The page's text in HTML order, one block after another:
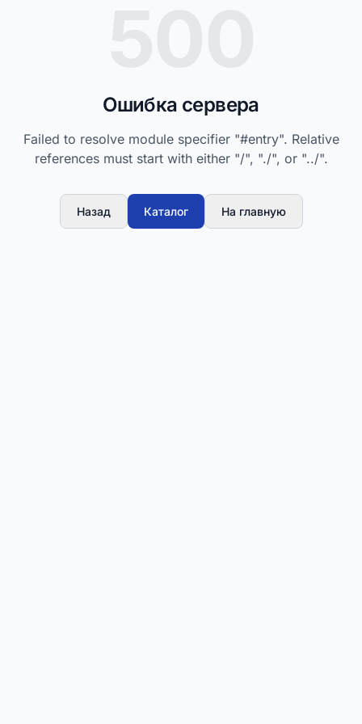
Ошибка сервера
Failed to resolve module specifier "#entry". Relative
references must start with either "/", "./", or "../".
Назад Каталог На главную